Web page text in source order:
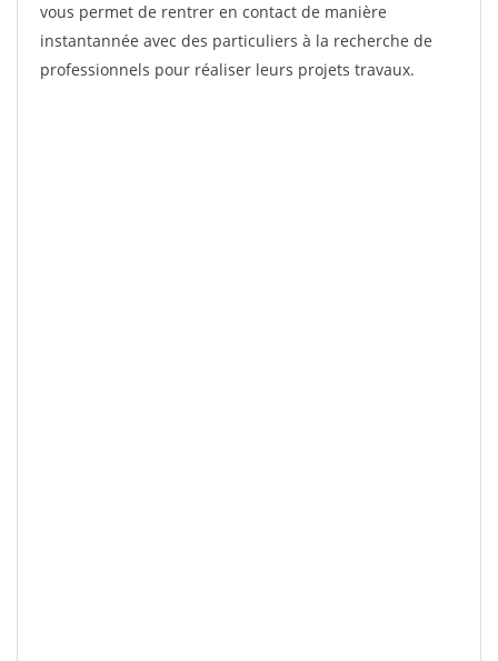
vous permet de rentrer en contact de manière
instantannée avec des particuliers à la recherche de
professionnels pour réaliser leurs projets travaux.